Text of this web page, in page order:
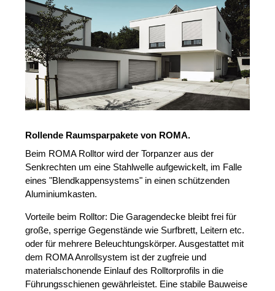
Rollende Raumsparpakete von ROMA.
Beim ROMA Rolltor wird der Torpanzer aus der
Senkrechten um eine Stahlwelle aufgewickelt, im Falle
eines "Blendkappensystems" in einen schützenden
Aluminiumkasten.
Vorteile beim Rolltor: Die Garagendecke bleibt frei für
große, sperrige Gegenstände wie Surfbrett, Leitern etc.
oder für mehrere Beleuchtungskörper. Ausgestattet mit
dem ROMA Anrollsystem ist der zugfreie und
materialschonende Einlauf des Rolltorprofils in die
Führungsschienen gewährleistet. Eine stabile Bauweise